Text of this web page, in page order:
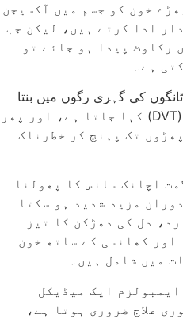
خون کو جسم میں آکسیجن
ادا کرتے ہیں، لیکن جب
رکاوٹ پیدا ہو جائے تو
ہے۔
کی گہری رگوں میں بنتا
ہے، جسے ڈیپ وین تھرومبوسس (DVT) کہا جاتا ہے، اور پھر
تک پہنچ کر خطرناک
اچانک سانس کا پھولنا
مزید شدید ہو سکتا
دل کی دھڑکن کا تیز
اور کھانسی کے ساتھ خون
میں شامل ہیں۔
ایک میڈیکل
علاج ضروری ہوتا ہے،